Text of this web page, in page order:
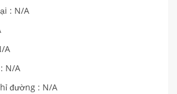
: N/A
A
N/A
đường : N/A